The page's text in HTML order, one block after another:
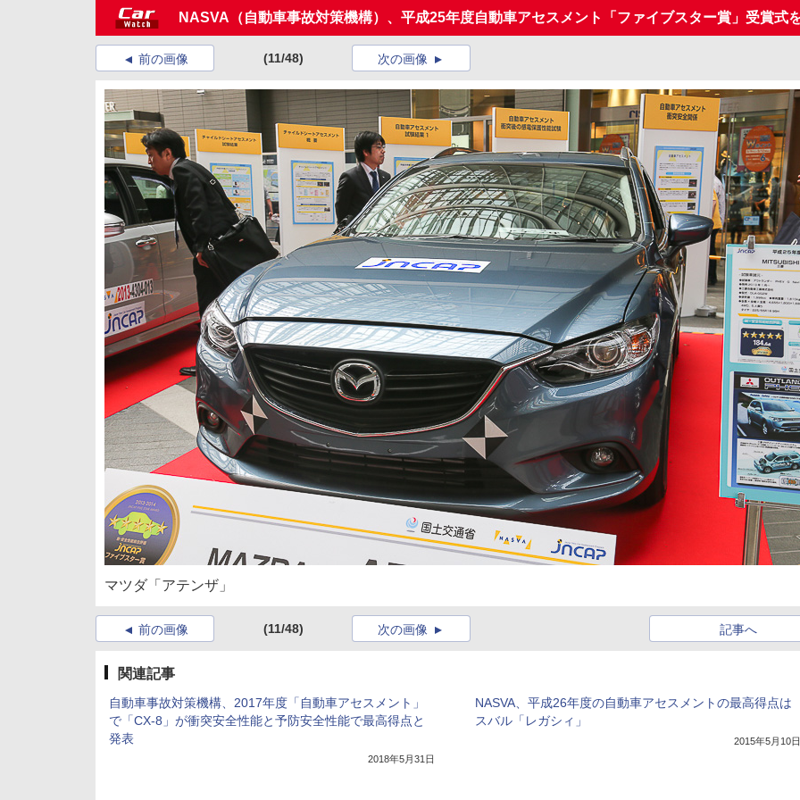
NASVA（自動車事故対策機構）、平成25年度自動車アセスメント「ファイブスター賞」受賞式
前の画像 (11/48) 次の画像
マツダ「アテンザ」
前の画像 (11/48) 記事へ
次の画像
関連記事
自動車事故対策機構、2017年度「自動車アセスメント」
で「CX-8」が衝突安全性能と予防安全性能で最高得点と
発表
2018年5月31日
NASVA、平成26年度の自動車アセスメントの最高得点は
スバル「レガシィ」
2015年5月10日